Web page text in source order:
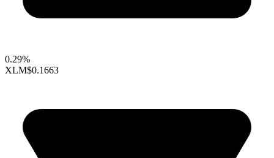
0.29%
XLM$0.1663